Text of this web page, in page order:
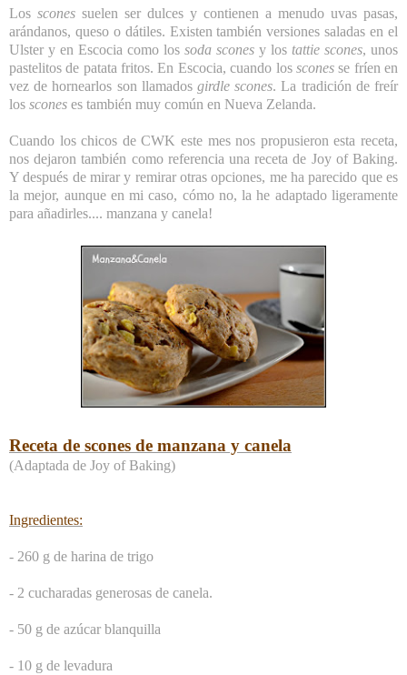
Los scones suelen ser dulces y contienen a menudo uvas pasas,
arándanos, queso o dátiles. Existen también versiones saladas en el
Ulster y en Escocia como los soda scones y los tattie scones, unos
pastelitos de patata fritos. En Escocia, cuando los sconesse fríen en
vez de hornearlos son llamados girdle scones. La tradición de freír
los scones es también muy común en Nueva Zelanda.
Cuando los chicos de CWK este mes nos propusieron esta receta,
nos dejaron también como referencia una receta de Joy of Baking.
Y después de mirar y remirar otras opciones, me ha parecido que es
la mejor, aunque en mi caso, cómo no, la he adaptado ligeramente
para añadirles.... manzana y canela!
Receta de scones de manzana y canela
(Adaptada de Joy of Baking)
Ingredientes:
- 260 g de harina de trigo
- 2 cucharadas generosas de canela.
- 50 g de azúcar blanquilla
- 10 g de levadura